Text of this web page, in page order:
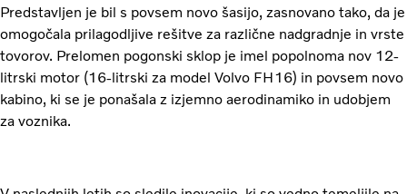
Predstavljen je bil s povsem novo šasijo, zasnovano tako, da je
omogočala prilagodljive rešitve za različne nadgradnje in vrste
tovorov. Prelomen pogonski sklop je imel popolnoma nov 12-
litrski motor (16-litrski za model Volvo FH16) in povsem novo
kabino, ki se je ponašala z izjemno aerodinamiko in udobjem
za voznika.